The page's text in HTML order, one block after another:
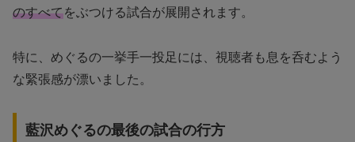
のすべてをぶつける試合が展開されます。
特に、めぐるの一挙手一投足には、視聴者も息を呑むよう
な緊張感が漂いました。
藍沢めぐるの最後の試合の行方